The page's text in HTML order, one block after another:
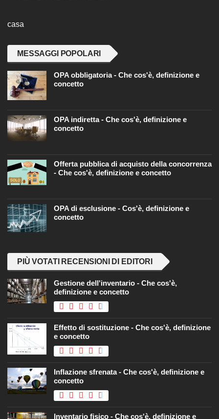
casa
MESSAGGI POPOLARI
OPA obbligatoria - Che cos'è, definizione e
concetto
OPA indiretta - Che cos'è, definizione e
concetto
Offerta pubblica di acquisto della concorrenza
- Che cos'è, definizione e concetto
OPA di esclusione - Cos'è, definizione e
concetto
PIÙ VOTATI RECENSIONI DI EDITORI
Gestione dell'inventario - Che cos'è,
definizione e concetto
Effetto di sostituzione - Che cos'è, definizione
e concetto
Inflazione sfrenata - Che cos'è, definizione e
concetto
Inventario fisico - Che cos'è, definizione e